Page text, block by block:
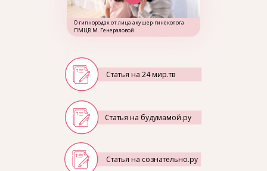
Статья на сознательно.ру
Статья на будумамой.ру
Статья на 24 мир.тв
О гипнородах от лица акушер-гинеколога
ПМЦВ.М. Генераловой